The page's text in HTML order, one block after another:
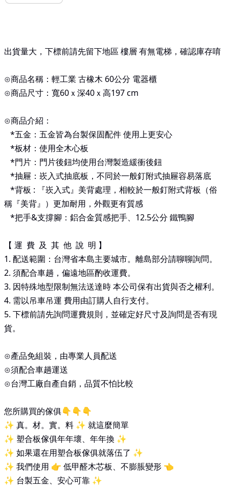
出貨量大，下標前請先留下地區 樓層 有無電梯，確認庫存唷
⊙商品名稱：輕工業 古橡木 60公分 電器櫃
⊙商品尺寸：寬60ｘ深40ｘ高197cm
⊙商品介紹：
*五金：五金皆為台製保固配件 使用上更安心
*板材：使用全木心板
*門片：門片後鈕均使用台灣製造緩衝後鈕
*抽屜：崁入式抽底板，不同於一般釘附式抽屜容易落底
*背板 :
『崁入式』美背處理，相較於一般釘附式背板（俗
稱『美背』）更加耐用，外觀更有質感
*把手&支撐腳：鋁合金質感把手、 12.5公分 鐵鴨腳
【 運 費 及 其 他 說 明 】
1. 配送範圍：台灣省本島主要城市。離島部分請聊聊詢問。
2. 須配合車趟，偏遠地區酌收運費。
3. 因特殊地型限制無法送達時 本公司保有出貨與否之權利。
4. 需以吊車吊運 費用由訂購人自行支付。
5. 下標前請先詢問運費規則，並確定好尺寸及詢問是否有現
貨。
⊙產品免組裝，由專業人員配送
⊙須配合車趟運送
⊙台灣工廠自產自銷，品質不怕比較
您所購買的傢俱👇👇👇
✨ 真。材。實。料 ✨ 就這麼簡單
✨ 塑合板傢俱年年壞、年年換 ✨
✨ 如果還在用塑合板傢俱就落伍了 ✨
✨ 我們使用 👉 低甲醛木芯板、不膨脹變形 👈
✨ 台製五金、安心可靠 ✨